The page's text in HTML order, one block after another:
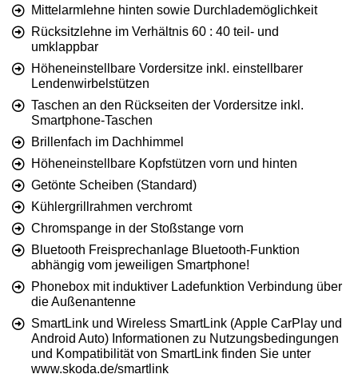
Mittelarmlehne hinten sowie Durchlademöglichkeit
Rücksitzlehne im Verhältnis 60 : 40 teil- und
umklappbar
Höheneinstellbare Vordersitze inkl. einstellbarer
Lendenwirbelstützen
Taschen an den Rückseiten der Vordersitze inkl.
Smartphone-Taschen
Brillenfach im Dachhimmel
Höheneinstellbare Kopfstützen vorn und hinten
Getönte Scheiben (Standard)
Kühlergrillrahmen verchromt
Chromspange in der Stoßstange vorn
Bluetooth Freisprechanlage Bluetooth-Funktion
abhängig vom jeweiligen Smartphone!
Phonebox mit induktiver Ladefunktion Verbindung über
die Außenantenne
SmartLink und Wireless SmartLink (Apple CarPlay und
Android Auto) Informationen zu Nutzungsbedingungen
und Kompatibilität von SmartLink finden Sie unter
www.skoda.de/smartlink